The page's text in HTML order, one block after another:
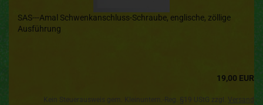
SAS---Amal Schwenkanschluss-Schraube, englische, zöllige
Ausführung
19,00 EUR